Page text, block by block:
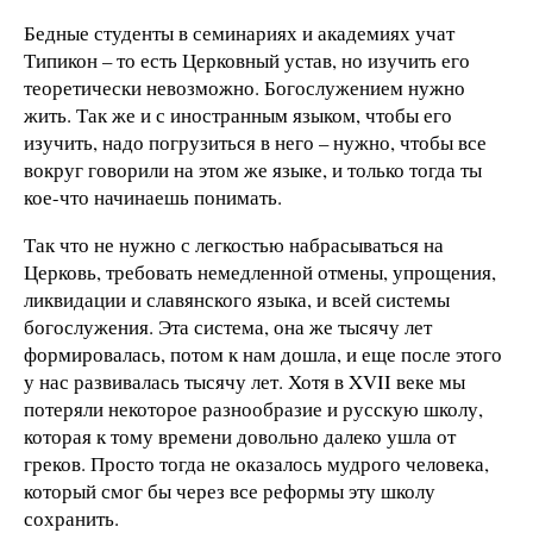
Бедные студенты в семинариях и академиях учат
Типикон – то есть Церковный устав, но изучить его
теоретически невозможно. Богослужением нужно
жить. Так же и с иностранным языком, чтобы его
изучить, надо погрузиться в него – нужно, чтобы все
вокруг говорили на этом же языке, и только тогда ты
кое-что начинаешь понимать.
Так что не нужно с легкостью набрасываться на
Церковь, требовать немедленной отмены, упрощения,
ликвидации и славянского языка, и всей системы
богослужения. Эта система, она же тысячу лет
формировалась, потом к нам дошла, и еще после этого
у нас развивалась тысячу лет. Хотя в XVII веке мы
потеряли некоторое разнообразие и русскую школу,
которая к тому времени довольно далеко ушла от
греков. Просто тогда не оказалось мудрого человека,
который смог бы через все реформы эту школу
сохранить.